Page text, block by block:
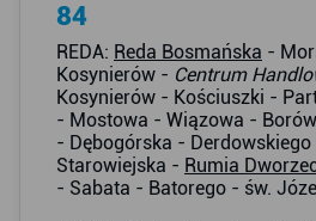
84
REDA: Reda Bosmańska -
Kosynierów - Centrum
Kosynierów - Kościuszki -
- Mostowa - Wiązowa -
- Dębogórska -
Starowiejska - Rumia
- Sabata - Batorego - św.